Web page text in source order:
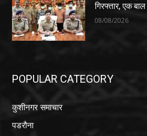
गिरफ्तार, एक
08/08/2026
POPULAR CATEGORY
कुशीनगर समाचार
पडरौना